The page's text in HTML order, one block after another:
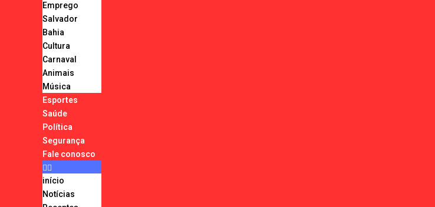
Emprego
Salvador
Bahia
Cultura
Carnaval
Animais
Música
Esportes
Saúde
Política
Segurança
Fale conosco
início
Notícias